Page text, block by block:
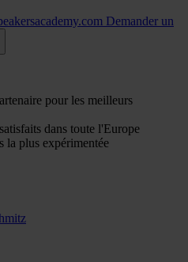
Demander un
pour les meilleurs
dans toute l'Europe
la plus expérimentée